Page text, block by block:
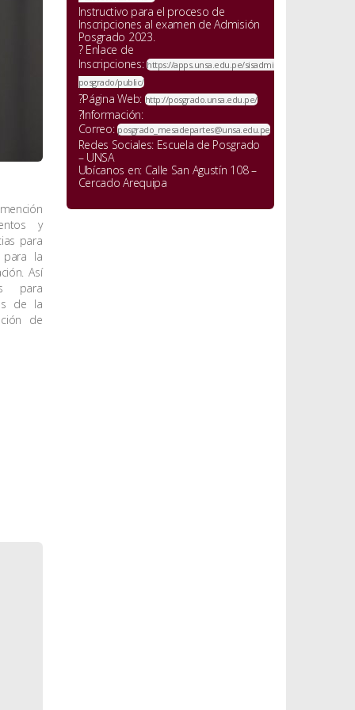
y
para
para la
Así
para
de la
de
Instructivo para el proceso de
Inscripciones al examen de Admisión
Posgrado 2023.
? Enlace de
Inscripciones: https://apps.unsa.edu.pe/sisadmision-
posgrado/public/
?Página Web: http://posgrado.unsa.edu.pe/
?Información:
Correo: posgrado_mesadepartes@unsa.edu.pe
Redes Sociales: Escuela de Posgrado
– UNSA
Ubícanos en: Calle San Agustín 108 –
Cercado Arequipa